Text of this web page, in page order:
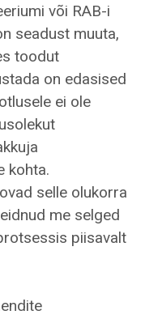
või RAB-i
seadust muuta,
toodut
on edasised
ei ole
kohta.
selle olukorra
me selged
piisavalt